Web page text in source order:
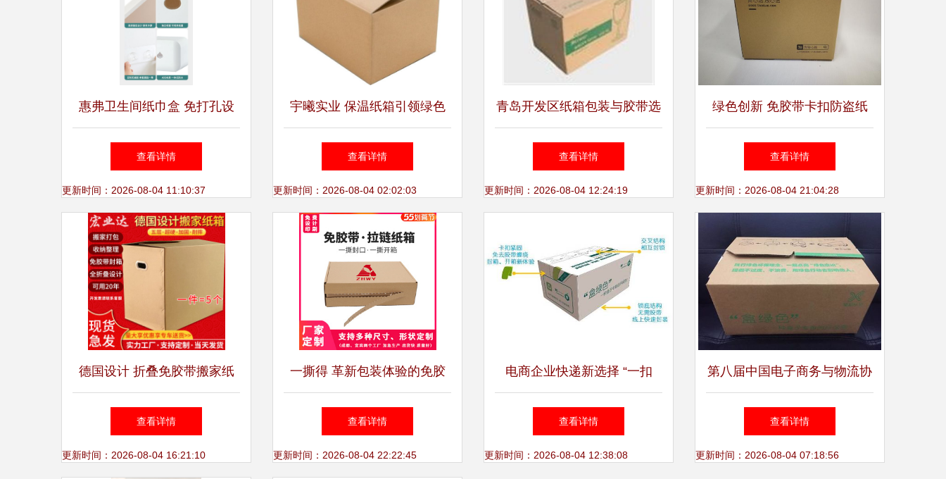
惠弗卫生间纸巾盒 免打孔设
计让收纳更简洁、生活更高效
查看详情
更新时间：2026-08-04 11:10:37
宇曦实业 保温纸箱引领绿色
包装新潮流，开启免胶带时代
查看详情
更新时间：2026-08-04 02:02:03
青岛开发区纸箱包装与胶带选
材指南 优化仓储物流的包装
方案
查看详情
更新时间：2026-08-04 12:24:19
绿色创新 免胶带卡扣防盗纸
箱的革命性设计
查看详情
更新时间：2026-08-04 21:04:28
德国设计 折叠免胶带搬家纸
箱，让收纳整理更高效
查看详情
更新时间：2026-08-04 16:21:10
一撕得 革新包装体验的免胶
带纸箱品牌与价格分析
查看详情
更新时间：2026-08-04 22:22:45
电商企业快递新选择 “一扣
得”最生态纸箱迎来新突破
查看详情
更新时间：2026-08-04 12:38:08
第八届中国电子商务与物流协
同发展大会在杭开幕 一扣得
免胶带纸箱引领绿色物流新潮
查看详情
更新时间：2026-08-04 07:18:56